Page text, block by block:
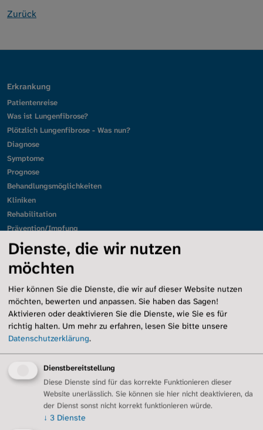
Zurück
Erkrankung
Patientenreise
Was ist Lungenfibrose?
Plötzlich Lungenfibrose - Was nun?
Diagnose
Symptome
Prognose
Behandlungsmöglichkeiten
Kliniken
Rehabilitation
Prävention/Impfung
Leben mit Lungenfibrose
Übersicht
Selbstfürsorge
Sauerstoff und Technik
Inhalationen und Hilfsmittel
Arzt-Patienten-Beziehung
Angehörige
Schlafapnoen
Ernährung
Sport
Notfall und Notfalldose
Sozialleistungen
Palliativversorgung
Dienste, die wir nutzen
möchten
Hier können Sie die Dienste, die wir auf dieser Website nutzen
möchten, bewerten und anpassen. Sie haben das Sagen!
Aktivieren oder deaktivieren Sie die Dienste, wie Sie es für
richtig halten. Um mehr zu erfahren, lesen Sie bitte unsere
Datenschutzerklärung.
Dienstbereitstellung
Diese Dienste sind für das korrekte Funktionieren dieser
Website unerlässlich. Sie können sie hier nicht deaktivieren, da
der Dienst sonst nicht korrekt funktionieren würde.
↓ 3 Dienste